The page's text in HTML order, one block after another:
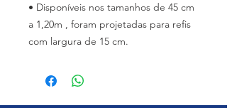
• Disponíveis nos tamanhos de 45 cm
a 1,20m , foram projetadas para refis
com largura de 15 cm.